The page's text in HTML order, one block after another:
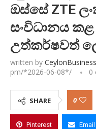
ඔස්සේ ZTE
සංවිධානය කළ
උත්කර්ෂවත්
written by
pm/*2026-06-08*/ 0
SHARE 0
Pinterest Email